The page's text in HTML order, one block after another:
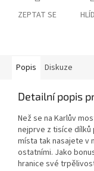
ZEPTAT SE
Popis Diskuze
Detailní popis
Než se na Karlův
nejprve z tisíce
místa tak nasajete v
ostatními. Jako
hranice své